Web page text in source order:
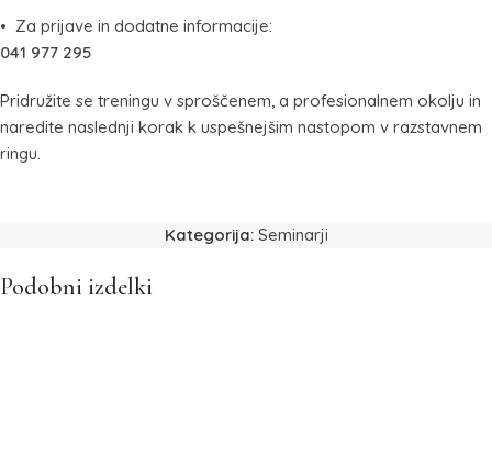
• Za prijave in dodatne informacije:
041 977 295
Pridružite se treningu v sproščenem, a profesionalnem okolju in
naredite naslednji korak k uspešnejšim nastopom v razstavnem
ringu.
Kategorija: Seminarji
Podobni izdelki